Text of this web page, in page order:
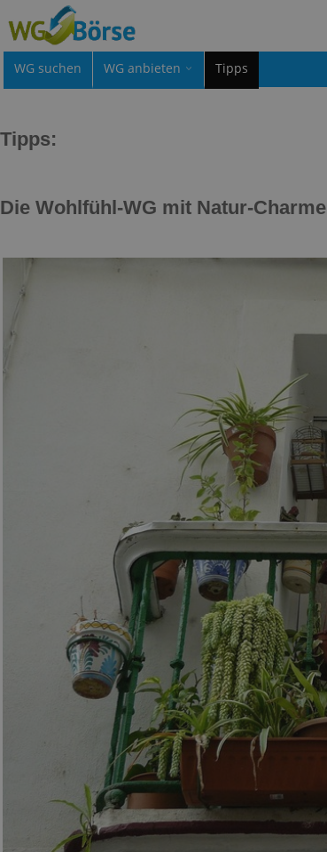
WG suchen WG anbieten Tipps
Tipps:
Die Wohlfühl-WG mit Natur-Charme